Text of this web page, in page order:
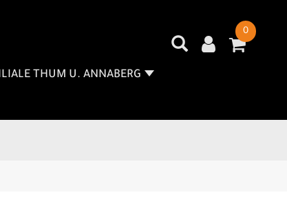
0
THUM U. ANNABERG